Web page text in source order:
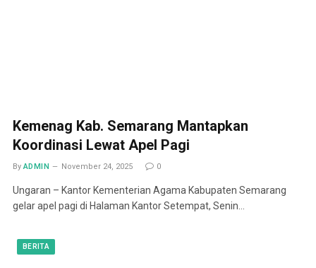
Kemenag Kab. Semarang Mantapkan
Koordinasi Lewat Apel Pagi
By ADMIN November 24, 2025 0
Ungaran – Kantor Kementerian Agama Kabupaten Semarang
gelar apel pagi di Halaman Kantor Setempat, Senin…
BERITA